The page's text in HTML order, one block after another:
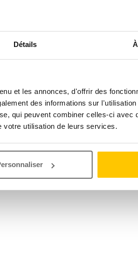
Détails
et les annonces, d'offrir des
des informations sur
qui peuvent combiner celles-ci avec
votre utilisation de leurs services.